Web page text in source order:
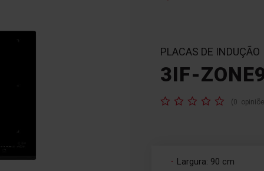
PLACAS DE INDUÇÃO
3IF-
Classificação: (0
Largura: 90 cm